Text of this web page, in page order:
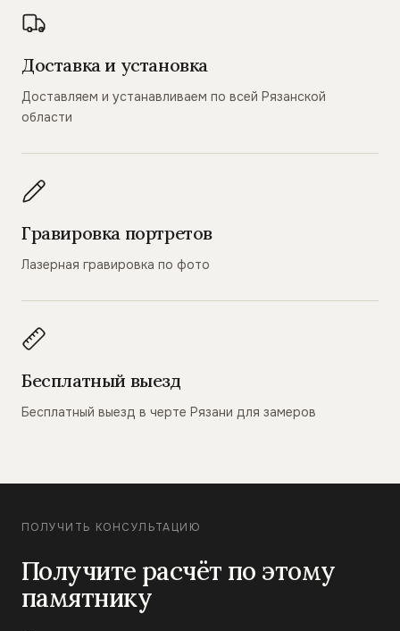
Доставка и установка
Доставляем и устанавливаем по всей Рязанской
области
Гравировка портретов
Лазерная гравировка по фото
Бесплатный выезд
Бесплатный выезд в черте Рязани для замеров
ПОЛУЧИТЬ КОНСУЛЬТАЦИЮ
Получите расчёт по этому
памятнику